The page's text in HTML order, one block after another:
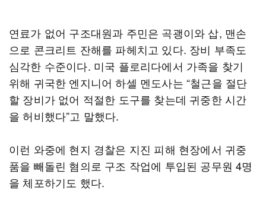
연료가 없어 구조대원과 주민은 곡괭이와 삽, 맨손
으로 콘크리트 잔해를 파헤치고 있다. 장비 부족도
심각한 수준이다. 미국 플로리다에서 가족을 찾기
위해 귀국한 엔지니어 하셀 멘도사는 “철근을 절단
할 장비가 없어 적절한 도구를 찾는데 귀중한 시간
을 허비했다”고 말했다.
이런 와중에 현지 경찰은 지진 피해 현장에서 귀중
품을 빼돌린 혐의로 구조 작업에 투입된 공무원 4명
을 체포하기도 했다.